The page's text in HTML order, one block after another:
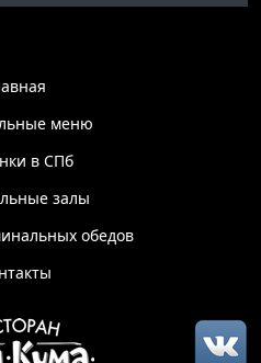
меню
в СПб
залы
обедов